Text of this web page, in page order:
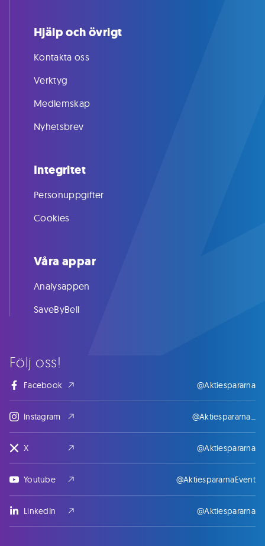
Följ oss!
Facebook @Aktiespararna
Instagram @Aktiespararna_
X @Aktiespararna
Youtube @AktiespararnaEvent
LinkedIn @Aktiespararna
Hjälp och övrigt
Kontakta oss
Verktyg
Medlemskap
Nyhetsbrev
Integritet
Personuppgifter
Cookies
Våra appar
Analysappen
SaveByBell